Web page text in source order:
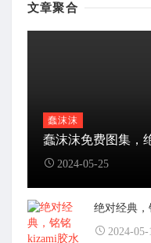
文章聚合
蠢沫沫
蠢沫沫免费图集，
2024-05-25
绝对经典，
2024-05-